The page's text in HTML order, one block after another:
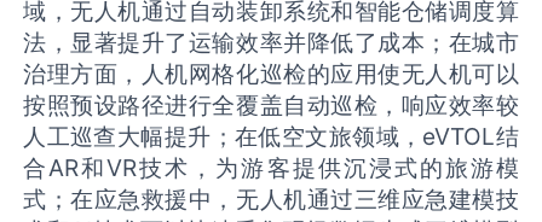
域，无人机通过自动装卸系统和智能仓储调度算
法，显著提升了运输效率并降低了成本；在城市
治理方面，人机网格化巡检的应用使无人机可以
按照预设路径进行全覆盖自动巡检，响应效率较
人工巡查大幅提升；在低空文旅领域，eVTOL结
合AR和VR技术，为游客提供沉浸式的旅游模
式；在应急救援中，无人机通过三维应急建模技